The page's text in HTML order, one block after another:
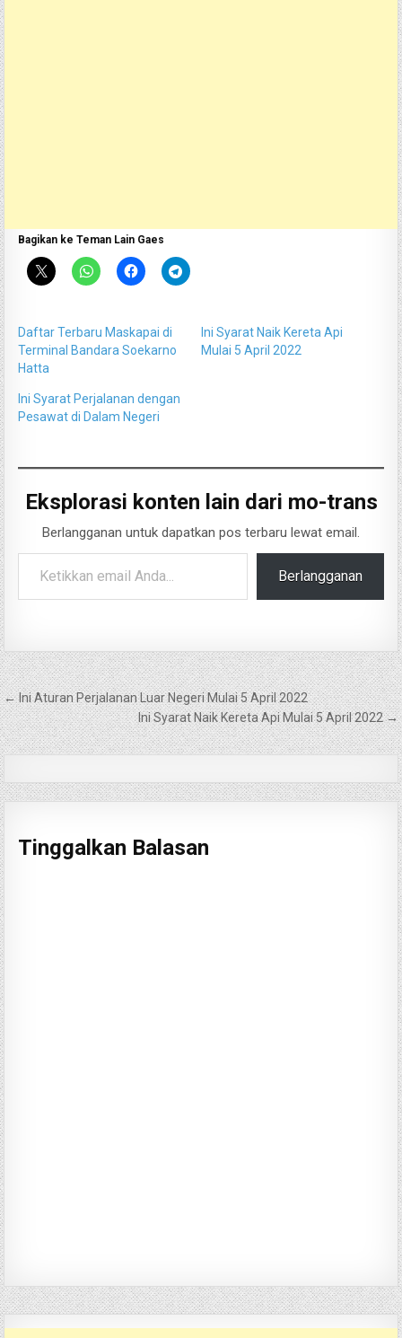
Bagikan ke Teman Lain Gaes
Daftar Terbaru Maskapai di
Terminal Bandara Soekarno
Hatta
Ini Syarat Naik Kereta Api
Mulai 5 April 2022
Ini Syarat Perjalanan dengan
Pesawat di Dalam Negeri
Eksplorasi konten lain dari mo-trans
Berlangganan untuk dapatkan pos terbaru lewat email.
Ketikkan email Anda...
Berlangganan
Navigasi
pos
← Ini Aturan Perjalanan Luar Negeri Mulai 5 April 2022
Ini Syarat Naik Kereta Api Mulai 5 April 2022 →
Tinggalkan Balasan